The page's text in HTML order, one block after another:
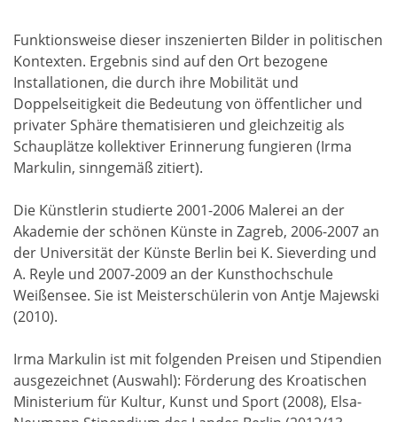
Funktionsweise dieser inszenierten Bilder in politischen
Kontexten. Ergebnis sind auf den Ort bezogene
Installationen, die durch ihre Mobilität und
Doppelseitigkeit die Bedeutung von öffentlicher und
privater Sphäre thematisieren und gleichzeitig als
Schauplätze kollektiver Erinnerung fungieren (Irma
Markulin, sinngemäß zitiert).
Die Künstlerin studierte 2001-2006 Malerei an der
Akademie der schönen Künste in Zagreb, 2006-2007 an
der Universität der Künste Berlin bei K. Sieverding und
A. Reyle und 2007-2009 an der Kunsthochschule
Weißensee. Sie ist Meisterschülerin von Antje Majewski
(2010).
Irma Markulin ist mit folgenden Preisen und Stipendien
ausgezeichnet (Auswahl): Förderung des Kroatischen
Ministerium für Kultur, Kunst und Sport (2008), Elsa-